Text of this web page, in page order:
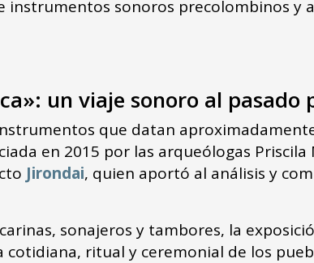
instrumentos sonoros precolombinos y
un viaje sonoro al pasado
que datan
en 2015 por las arqueólogas
Jirondai, quien aportó al análisis y
sonajeros y tambores, la
ritual y ceremonial de los